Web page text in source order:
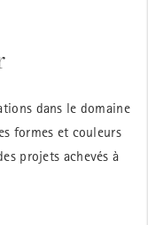
dans le domaine
formes et couleurs
projets achevés à